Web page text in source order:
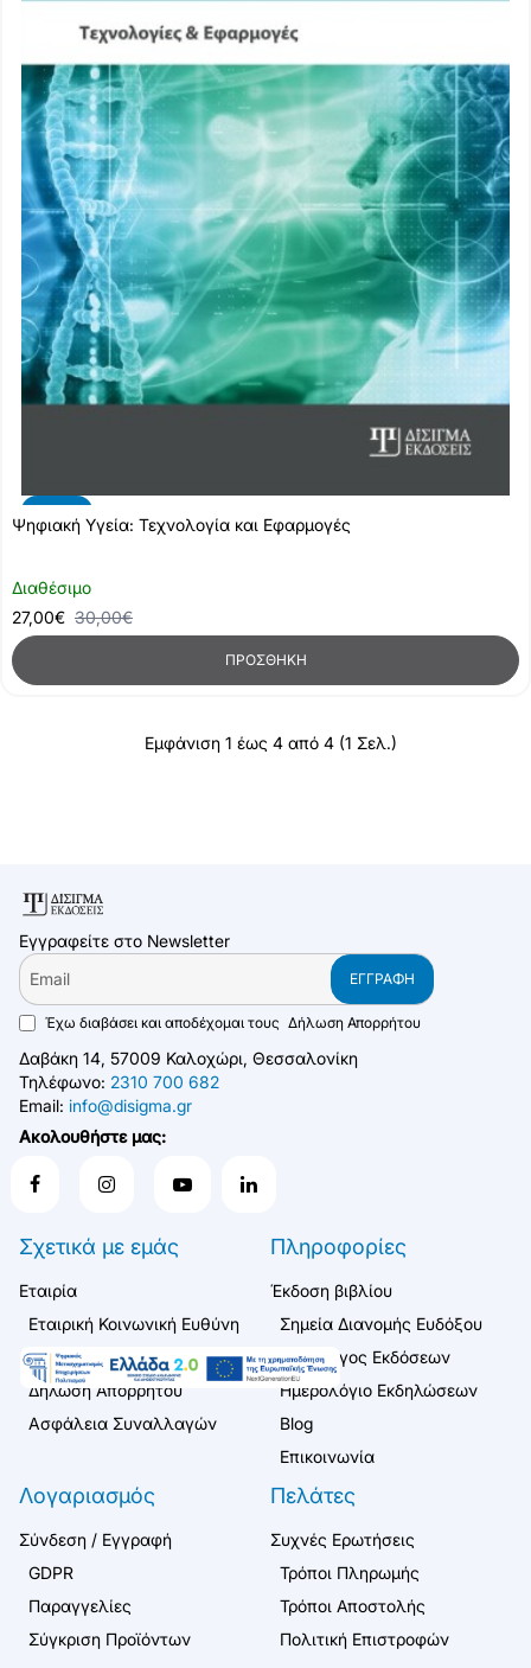
Διαθέσιμο
Ψηφιακή Υγεία: Τεχνολογία και Εφαρμογές
27,00€ 30,00€
ΠΡΟΣΘΉΚΗ
Εμφάνιση 1 έως 4 από 4 (1 Σελ.)
Εγγραφείτε στο Newsletter
Email
ΕΓΓΡΑΦΉ
Έχω διαβάσει και αποδέχομαι τους Δήλωση Απορρήτου
Δαβάκη 14, 57009 Καλοχώρι, Θεσσαλονίκη
Τηλέφωνο: 2310 700 682
Email: info@disigma.gr
Ακολουθήστε μας:
Σχετικά με εμάς
Εταιρία
Εταιρική Κοινωνική Ευθύνη
Όροι Χρήσης
Δήλωση Απορρήτου
Ασφάλεια Συναλλαγών
Πληροφορίες
Έκδοση βιβλίου
Σημεία Διανομής Ευδόξου
Κατάλογος Εκδόσεων
Ημερολόγιο Εκδηλώσεων
Blog
Επικοινωνία
Λογαριασμός
Σύνδεση / Εγγραφή
GDPR
Παραγγελίες
Σύγκριση Προϊόντων
Πελάτες
Συχνές Ερωτήσεις
Τρόποι Πληρωμής
Τρόποι Αποστολής
Πολιτική Επιστροφών